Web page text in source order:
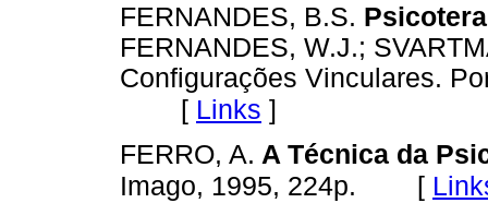
FERNANDES, B.S.
FERNANDES, W.J.;
Configurações Vincula­res.
[ Links ]
FERRO, A. A Técnica da
Imago, 1995, 224p. [